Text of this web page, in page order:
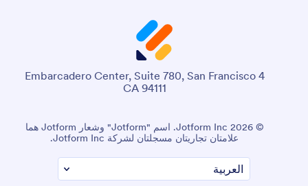
4 Embarcadero Center, Suite 780, San Francisco
CA 94111
© 2026 Jotform Inc. اسم "Jotform" وشعار Jotform هما
علامتان تجاريتان مسجلتان لشركة Jotform Inc.